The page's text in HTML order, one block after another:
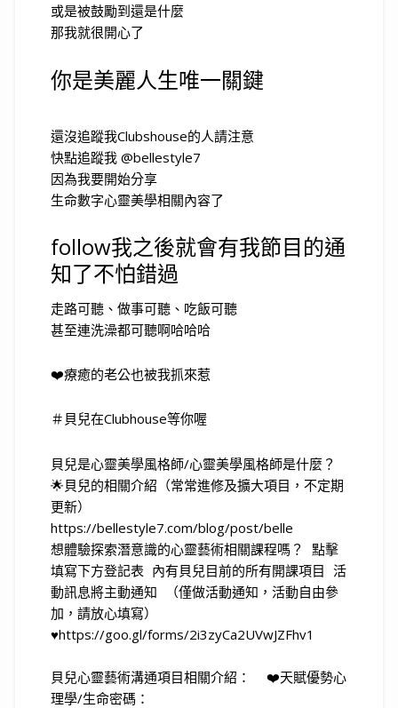
或是被鼓勵到還是什麼
那我就很開心了
你是美麗人生唯一關鍵
還沒追蹤我Clubshouse的人請注意
快點追蹤我 @bellestyle7
因為我要開始分享
生命數字心靈美學相關內容了
follow我之後就會有我節目的通
知了不怕錯過
走路可聽、做事可聽、吃飯可聽
甚至連洗澡都可聽啊哈哈哈
❤️療癒的老公也被我抓來惹
＃貝兒在Clubhouse等你喔
貝兒是心靈美學風格師/心靈美學風格師是什麼？
🌟貝兒的相關介紹（常常進修及擴大項目，不定期
更新）
https://bellestyle7.com/blog/post/belle
想體驗探索潛意識的心靈藝術相關課程嗎？ 點擊
填寫下方登記表 內有貝兒目前的所有開課項目 活
動訊息將主動通知 （僅做活動通知，活動自由參
加，請放心填寫）
♥https://goo.gl/forms/2i3zyCa2UVwJZFhv1
貝兒心靈藝術溝通項目相關介紹： ❤️天賦優勢心
理學/生命密碼：